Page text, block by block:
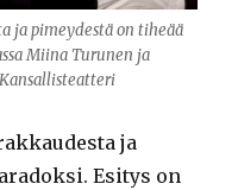
ja pimeydestä on tiheää
Miina Turunen ja
ja
Esitys on